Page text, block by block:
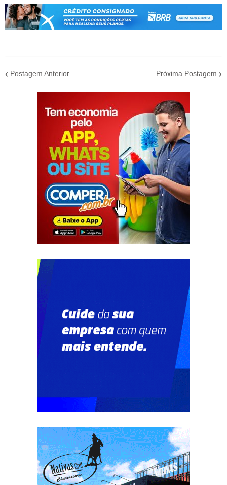
Postagem Anterior Próxima Postagem